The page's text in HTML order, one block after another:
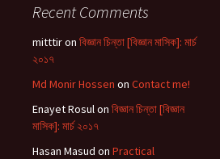
Recent Comments
mitttiron বিজ্ঞান চিন্তা [বিজ্ঞান মাসিক]: মার্চ
২০১৭
Md Monir Hossen on Contact me!
Enayet Rosulon বিজ্ঞান চিন্তা [বিজ্ঞান
মাসিক]: মার্চ ২০১৭
Hasan Masud on Practical